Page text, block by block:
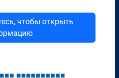
чтобы открыть
■■■ ■■■■■■■■■■